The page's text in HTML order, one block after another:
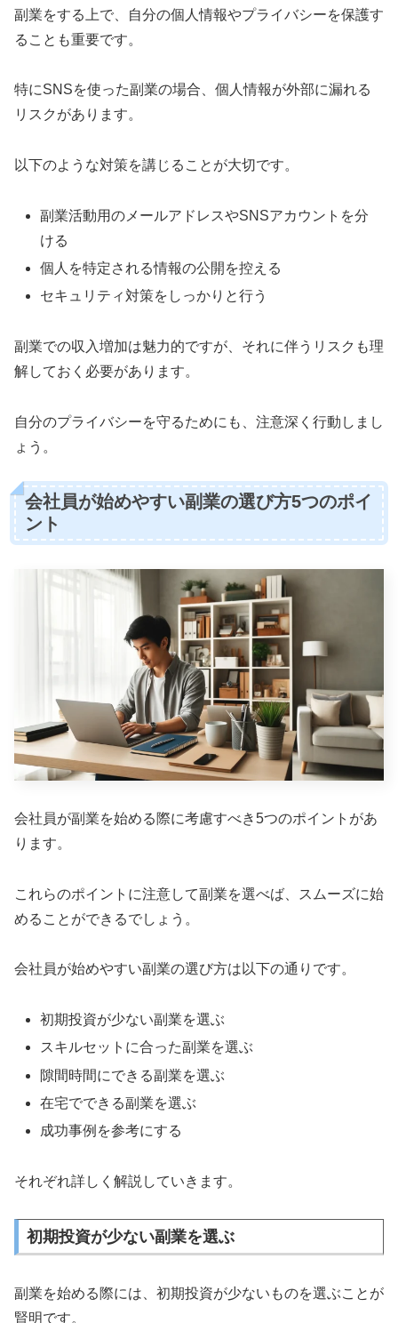
副業をする上で、自分の個人情報やプライバシーを保護す
ることも重要です。
特にSNSを使った副業の場合、個人情報が外部に漏れる
リスクがあります。
以下のような対策を講じることが大切です。
副業活動用のメールアドレスやSNSアカウントを分
ける
個人を特定される情報の公開を控える
セキュリティ対策をしっかりと行う
副業での収入増加は魅力的ですが、それに伴うリスクも理
解しておく必要があります。
自分のプライバシーを守るためにも、注意深く行動しまし
ょう。
会社員が始めやすい副業の選び方5つのポイ
ント
会社員が副業を始める際に考慮すべき5つのポイントがあ
ります。
これらのポイントに注意して副業を選べば、スムーズに始
めることができるでしょう。
会社員が始めやすい副業の選び方は以下の通りです。
初期投資が少ない副業を選ぶ
スキルセットに合った副業を選ぶ
隙間時間にできる副業を選ぶ
在宅でできる副業を選ぶ
成功事例を参考にする
それぞれ詳しく解説していきます。
初期投資が少ない副業を選ぶ
副業を始める際には、初期投資が少ないものを選ぶことが
賢明です。